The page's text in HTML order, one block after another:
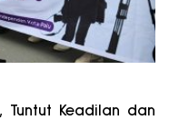
Tuntut Keadilan dan